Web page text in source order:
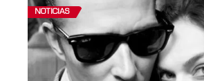
NOTICIAS